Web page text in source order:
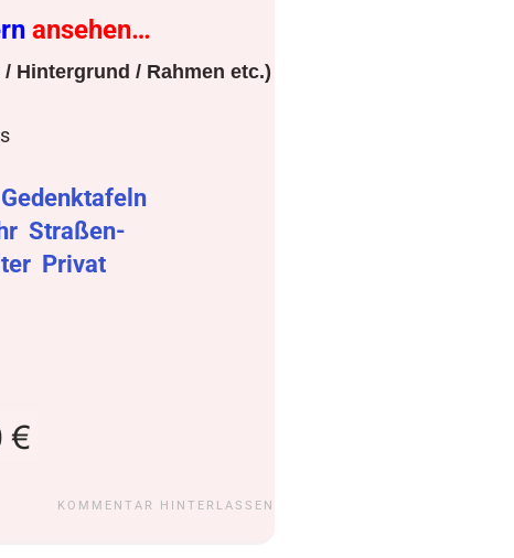
ansehen…
Hintergrund / Rahmen etc.)
Gedenktafeln
Straßen-
Privat
KOMMENTAR HINTERLASSEN